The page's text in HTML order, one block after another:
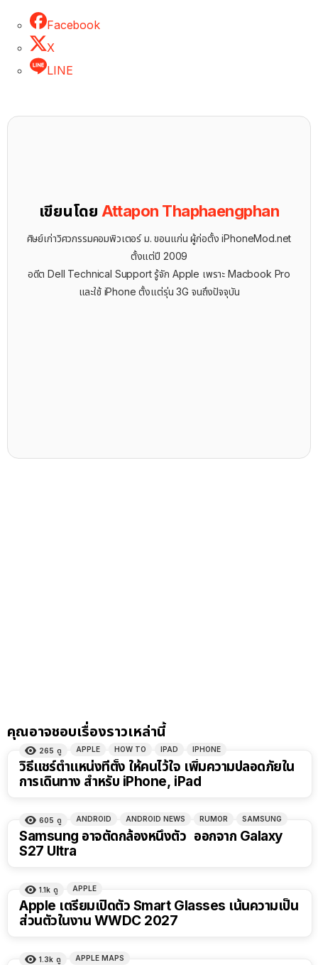
Facebook
X
LINE
เขียนโดย Attapon Thaphaengphan
ศิษย์เก่าวิศวกรรมคอมพิวเตอร์ ม. ขอนแก่น ผู้ก่อตั้ง iPhoneMod.net
ตั้งแต่ปี 2009
อดีต Dell Technical Support รู้จัก ​Apple เพราะ Macbook Pro
และใช้ iPhone ตั้งแต่รุ่น 3G จนถึงปัจจุบัน
คุณอาจชอบเรื่องราวเหล่านี้
265 ดู APPLE HOW TO IPAD IPHONE
วิธีแชร์ตำแหน่งที่ตั้ง ให้คนไว้ใจ เพิ่มความปลอดภัยใน
การเดินทาง สำหรับ iPhone, iPad
605 ดู ANDROID ANDROID NEWS RUMOR SAMSUNG
Samsung อาจตัดกล้องหนึ่งตัว ออกจาก Galaxy
S27 Ultra
1.1k ดู APPLE
Apple เตรียมเปิดตัว Smart Glasses เน้นความเป็น
ส่วนตัวในงาน WWDC 2027
1.3k ดู APPLE MAPS